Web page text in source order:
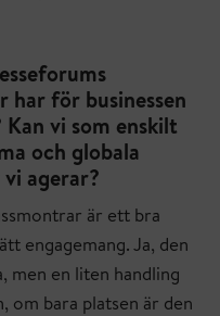
har för businessen
Kan vi som enskilt
och globala
vi agerar?
är ett bra
engagemang. Ja, den
men en liten handling
om bara platsen är den